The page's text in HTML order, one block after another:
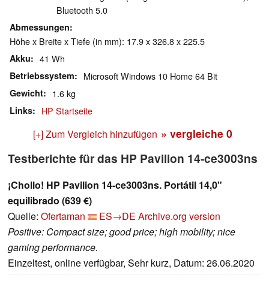
Bluetooth 5.0
Abmessungen
Höhe x Breite x Tiefe (in mm): 17.9 x 326.8 x 225.5
Akku 41 Wh
Betriebssystem Microsoft Windows 10 Home 64 Bit
Gewicht 1.6 kg
Links HP Startseite
[+] Zum Vergleich hinzufügen » vergleiche 0
Testberichte für das HP Pavilion 14-ce3003ns
¡Chollo! HP Pavilion 14-ce3003ns. Portátil 14,0"
equilibrado (639 €)
Quelle: Ofertaman ES→DE Archive.org version
Positive: Compact size; good price; high mobility; nice
gaming performance.
Einzeltest, online verfügbar, Sehr kurz, Datum: 26.06.2020